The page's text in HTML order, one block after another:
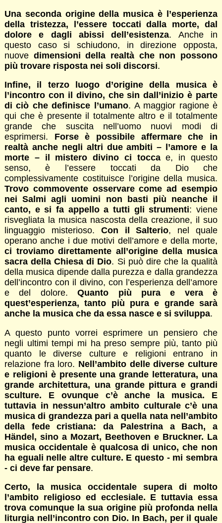
Una seconda origine della musica è l’esperienza
della tristezza, l’essere toccati dalla morte, dal
dolore e dagli abissi dell’esistenza. Anche in
questo caso si schiudono, in direzione opposta,
nuove dimensioni della realtà che non possono
più trovare risposta nei soli discorsi.
Infine, il terzo luogo d’origine della musica è
l’incontro con il divino, che sin dall’inizio è parte
di ciò che definisce l’umano. A maggior ragione è
qui che è presente il totalmente altro e il totalmente
grande che suscita nell’uomo nuovi modi di
esprimersi. Forse è possibile affermare che in
realtà anche negli altri due ambiti – l’amore e la
morte – il mistero divino ci toccae, in questo
senso, è l’essere toccati da Dio che
complessivamente costituisce l’origine della musica.
Trovo commovente osservare come ad esempio
nei Salmi agli uomini non basti più neanche il
canto, e si fa appello a tutti gli strumenti: viene
risvegliata la musica nascosta della creazione, il suo
linguaggio misterioso. Con il Salterio, nel quale
operano anche i due motivi dell’amore e della morte,
ci troviamo direttamente all’origine della musica
sacra della Chiesa di Dio. Si può dire che la qualità
della musica dipende dalla purezza e dalla grandezza
dell’incontro con il divino, con l’esperienza dell’amore
e del dolore.Quanto più pura e vera è
quest’esperienza, tanto più pura e grande sarà
anche la musica che da essa nasce e si sviluppa.
A questo punto vorrei esprimere un pensiero che
negli ultimi tempi mi ha preso sempre più, tanto più
quanto le diverse culture e religioni entrano in
relazione fra loro. Nell’ambito delle diverse culture
e religioni è presente una grande letteratura, una
grande architettura, una grande pittura e grandi
sculture. E ovunque c’è anche la musica. E
tuttavia in nessun’altro ambito culturale c’è una
musica di grandezza pari a quella nata nell’ambito
della fede cristiana: da Palestrina a Bach, a
Händel, sino a Mozart, Beethoven e Bruckner. La
musica occidentale è qualcosa di unico, che non
ha eguali nelle altre culture. E questo - mi sembra
- ci deve far pensare.
Certo, la musica occidentale supera di molto
l’ambito religioso ed ecclesiale. E tuttavia essa
trova comunque la sua origine più profonda nella
liturgia nell’incontro con Dio. In Bach, per il quale